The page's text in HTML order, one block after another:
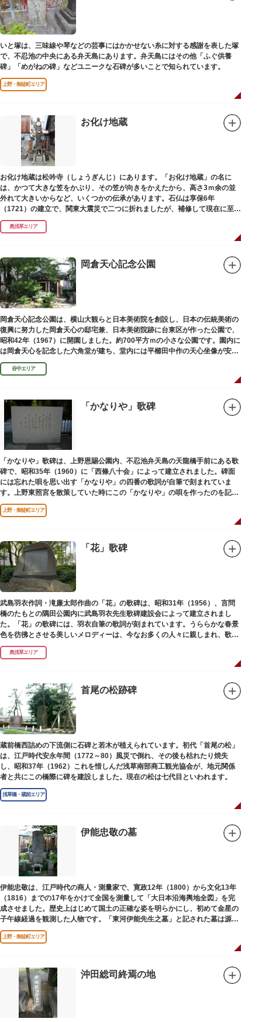
いと塚は、三味線や琴などの芸事にはかかせない糸に対する感謝を表した塚
で、不忍池の中央にある弁天島にあります。弁天島にはその他「ふぐ供養
碑」「めがねの碑」などユニークな石碑が多いことで知られています。
上野・御徒町エリア
お化け地蔵
お化け地蔵は松吟寺（しょうぎんじ）にあります。「お化け地蔵」の名に
は、かつて大きな笠をかぶり、その笠が向きをかえたから、高さ3ｍ余の並
外れて大きいからなど、いくつかの伝承があります。石仏は享保6年
（1721）の建立で、関東大震災で二つに折れましたが、補修して現在に至っ
ています。常夜灯は、寛政2年（1790）に建てられました。
奥浅草エリア
岡倉天心記念公園
岡倉天心記念公園は、横山大観らと日本美術院を創設し、日本の伝統美術の
復興に努力した岡倉天心の邸宅兼、日本美術院跡に台東区が作った公園で、
昭和42年（1967）に開園しました。約700平方ｍの小さな公園です。園内に
は岡倉天心を記念した六角堂が建ち、堂内には平櫛田中作の天心坐像が安置
されています。
谷中エリア
「かなりや」歌碑
「かなりや」歌碑は、上野恩賜公園内、不忍池弁天島の天龍橋手前にある歌
碑で、昭和35年（1960）に「西條八十会」によって建立されました。碑面
には忘れた唄を思い出す「かなりや」の四番の歌詞が自筆で刻まれていま
す。上野東照宮を散策していた時にこの「かなりや」の唄を作ったのを記念
してこの地に建てられました。
上野・御徒町エリア
「花」歌碑
武島羽衣作詞・滝廉太郎作曲の「花」の歌碑は、昭和31年（1956）、言問
橋のたもとの隅田公園内に武島羽衣先生歌碑建設会によって建立されまし
た。「花」の歌碑には、羽衣自筆の歌詞が刻まれています。うららかな春景
色を彷彿とさせる美しいメロディーは、今なお多くの人々に親しまれ、歌い
つがれています。
奥浅草エリア
首尾の松跡碑
蔵前橋西詰めの下流側に石碑と若木が植えられています。初代「首尾の松」
は、江戸時代安永年間（1772～80）風災で倒れ、その後も枯れたり焼失
し、昭和37年（1962）これを惜しんだ浅草南部商工観光協会が、地元関係
者と共にこの橋際に碑を建設しました。現在の松は七代目といわれます。
浅草橋・蔵前エリア
伊能忠敬の墓
伊能忠敬は、江戸時代の商人・測量家で、寛政12年（1800）から文化13年
（1816）までの17年をかけて全国を測量して「大日本沿海輿地全図」を完
成させました。歴史上はじめて国土の正確な姿を明らかにし、初めて金星の
子午線経過を観測した人物です。「東河伊能先生之墓」と記された墓は源空
寺（げんくうじ）にあります。
上野・御徒町エリア
沖田総司終焉の地